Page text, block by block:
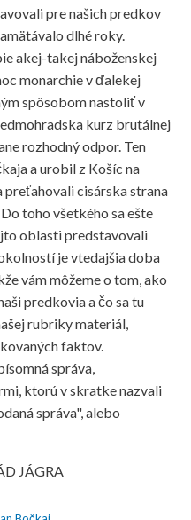
pre našich predkov
dlhé roky.
akej-takej náboženskej
monarchie v ďalekej
spôsobom nastoliť v
kurz brutálnej
rozhodný odpor. Ten
a urobil z Košíc na
cisárska strana
toho všetkého sa ešte
oblasti predstavovali
je vtedajšia doba
vám môžeme o tom, ako
predkovia a čo sa tu
rubriky materiál,
faktov.
správa,
ktorú v skratke nazvali
správa", alebo
JÁGRA